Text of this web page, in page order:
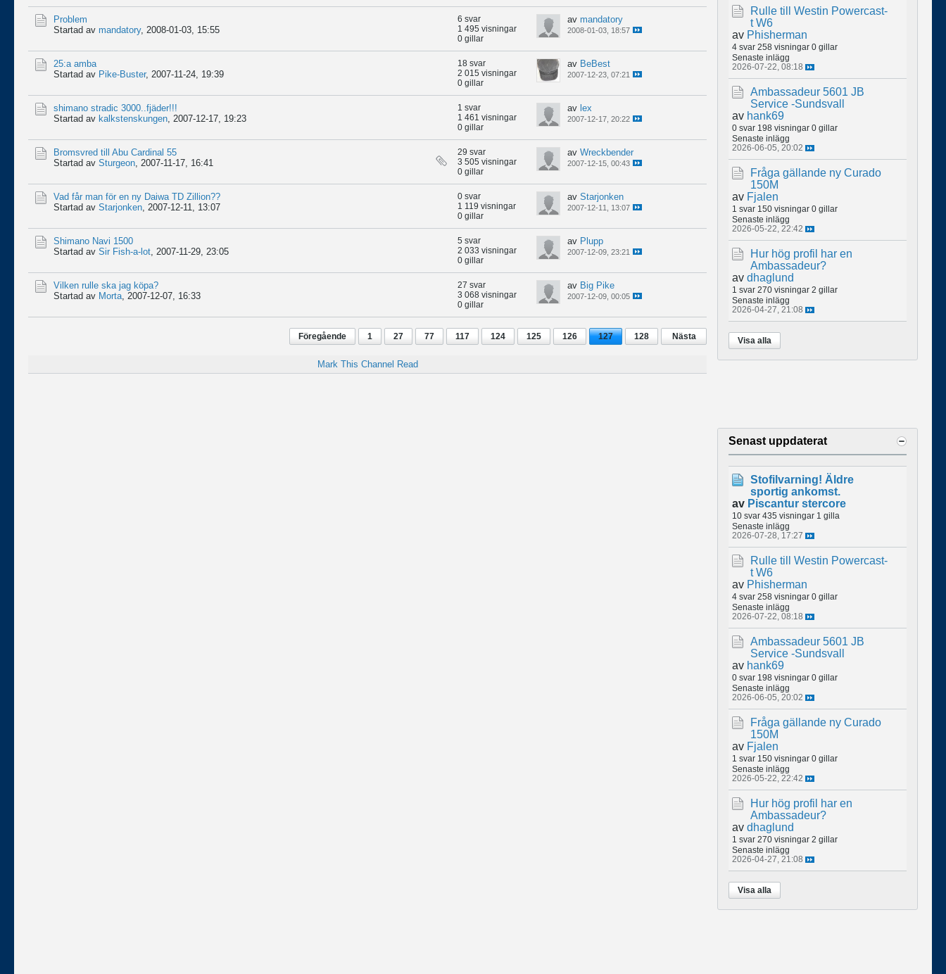
Problem
Startad av mandatory, 2008-01-03, 15:55
6 svar
1 495 visningar
0 gillar
av mandatory
2008-01-03, 18:57
25:a amba
Startad av Pike-Buster, 2007-11-24, 19:39
18 svar
2 015 visningar
0 gillar
av BeBest
2007-12-23, 07:21
shimano stradic 3000..fjäder!!!
Startad av kalkstenskungen, 2007-12-17, 19:23
1 svar
1 461 visningar
0 gillar
av lex
2007-12-17, 20:22
Bromsvred till Abu Cardinal 55
Startad av Sturgeon, 2007-11-17, 16:41
29 svar
3 505 visningar
0 gillar
av Wreckbender
2007-12-15, 00:43
Vad får man för en ny Daiwa TD Zillion??
Startad av Starjonken, 2007-12-11, 13:07
0 svar
1 119 visningar
0 gillar
av Starjonken
2007-12-11, 13:07
Shimano Navi 1500
Startad av Sir Fish-a-lot, 2007-11-29, 23:05
5 svar
2 033 visningar
0 gillar
av Plupp
2007-12-09, 23:21
Vilken rulle ska jag köpa?
Startad av Morta, 2007-12-07, 16:33
27 svar
3 068 visningar
0 gillar
av Big Pike
2007-12-09, 00:05
Föregående 1 27 77 117 124 125 126 127 128 Nästa
Mark This Channel Read
Rulle till Westin Powercast-
t W6
av Phisherman
4 svar 258 visningar 0 gillar
Senaste inlägg
2026-07-22, 08:18
Ambassadeur 5601 JB
Service -Sundsvall
av hank69
0 svar 198 visningar 0 gillar
Senaste inlägg
2026-06-05, 20:02
Fråga gällande ny Curado
150M
av Fjalen
1 svar 150 visningar 0 gillar
Senaste inlägg
2026-05-22, 22:42
Hur hög profil har en
Ambassadeur?
av dhaglund
1 svar 270 visningar 2 gillar
Senaste inlägg
2026-04-27, 21:08
Visa alla
Senast uppdaterat
Stofilvarning! Äldre
sportig ankomst.
av Piscantur stercore
10 svar 435 visningar 1 gilla
Senaste inlägg
2026-07-28, 17:27
Rulle till Westin Powercast-
t W6
av Phisherman
4 svar 258 visningar 0 gillar
Senaste inlägg
2026-07-22, 08:18
Ambassadeur 5601 JB
Service -Sundsvall
av hank69
0 svar 198 visningar 0 gillar
Senaste inlägg
2026-06-05, 20:02
Fråga gällande ny Curado
150M
av Fjalen
1 svar 150 visningar 0 gillar
Senaste inlägg
2026-05-22, 22:42
Hur hög profil har en
Ambassadeur?
av dhaglund
1 svar 270 visningar 2 gillar
Senaste inlägg
2026-04-27, 21:08
Visa alla